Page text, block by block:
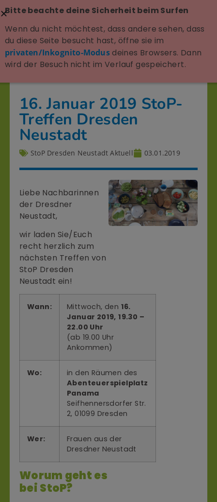
16. Januar 2019 StoP-
Treffen Dresden
Neustadt
StoP Dresden Neustadt Aktuell 03.01.2019
Liebe Nachbarinnen
der Dresdner
Neustadt,
wir laden Sie/Euch
recht herzlich zum
nächsten Treffen von
StoP Dresden
Neustadt ein!
Wann: Mittwoch, den 16.
Januar 2019, 19.30 –
22.00 Uhr
(ab 19.00 Uhr
Ankommen)
Wo:
in den Räumen des
Abenteuerspielplatz
Panama
Seifhennersdorfer Str.
2, 01099 Dresden
Wer:
Frauen aus der
Dresdner Neustadt
Worum geht es
bei StoP?
Bitte beachte deine Sicherheit beim Surfen
Wenn du nicht möchtest, dass andere sehen, dass
du diese Seite besucht hast, öffne sie im
privaten/Inkognito-Modusdeines Browsers. Dann
wird der Besuch nicht im Verlauf gespeichert.